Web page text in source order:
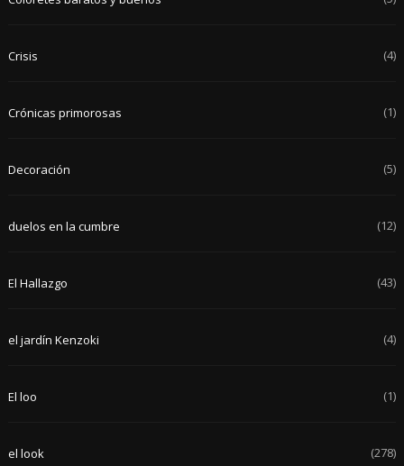
Crisis (4)
Crónicas primorosas (1)
Decoración (5)
duelos en la cumbre (12)
El Hallazgo (43)
el jardín Kenzoki (4)
El loo (1)
el look (278)